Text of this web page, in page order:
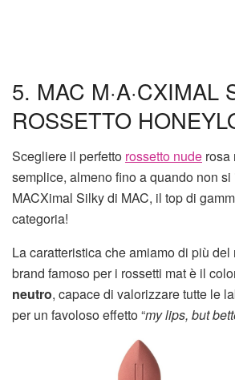
5. MAC M·A·CXIMAL
ROSSETTO
Scegliere il perfetto rossetto nude rosa
semplice, almeno fino a quando non
MACXimal Silky di MAC, il top di
categoria!
La caratteristica che amiamo di più del
brand famoso per i rossetti mat è il
neutro, capace di valorizzare tutte le
per un favoloso effetto “my lips, but